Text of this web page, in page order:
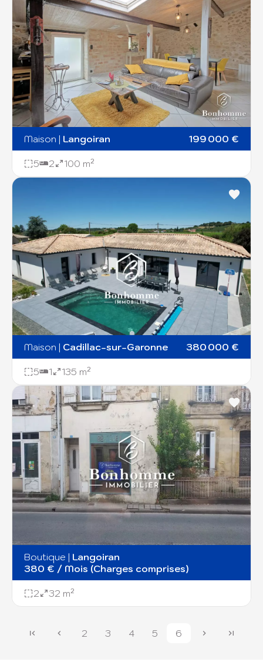
Maison | Langoiran 199 000 €
5 2 100 m²
Maison | Cadillac-sur-Garonne 380 000 €
5 1 135 m²
Boutique | Langoiran
380 € / Mois (Charges comprises)
2 32 m²
2 3 4 5 6
+
−